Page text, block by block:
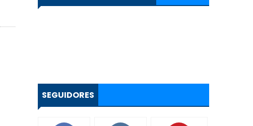
SEGUIDORES